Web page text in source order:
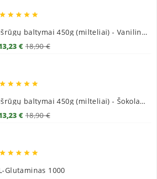
    
Išrūgų baltymai 450g (milteliai) - Vaniliniai
€ 18,90 €
    
Išrūgų baltymai 450g (milteliai) - Šokoladiniai
€ 18,90 €
    
Glutaminas 1000